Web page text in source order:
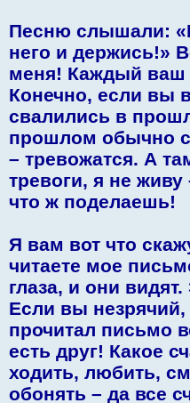
Песню слышали:
него и держись!»
меня! Каждый ваш
Конечно, если вы
свалились в
прошлом обычно
– тревожатся. А
тревоги, я не
что ж поделаешь!
Я вам вот что
читаете мое
глаза, и они
Если вы незрячий,
прочитал письмо
есть друг! Какое
ходить, любить,
обонять – да все